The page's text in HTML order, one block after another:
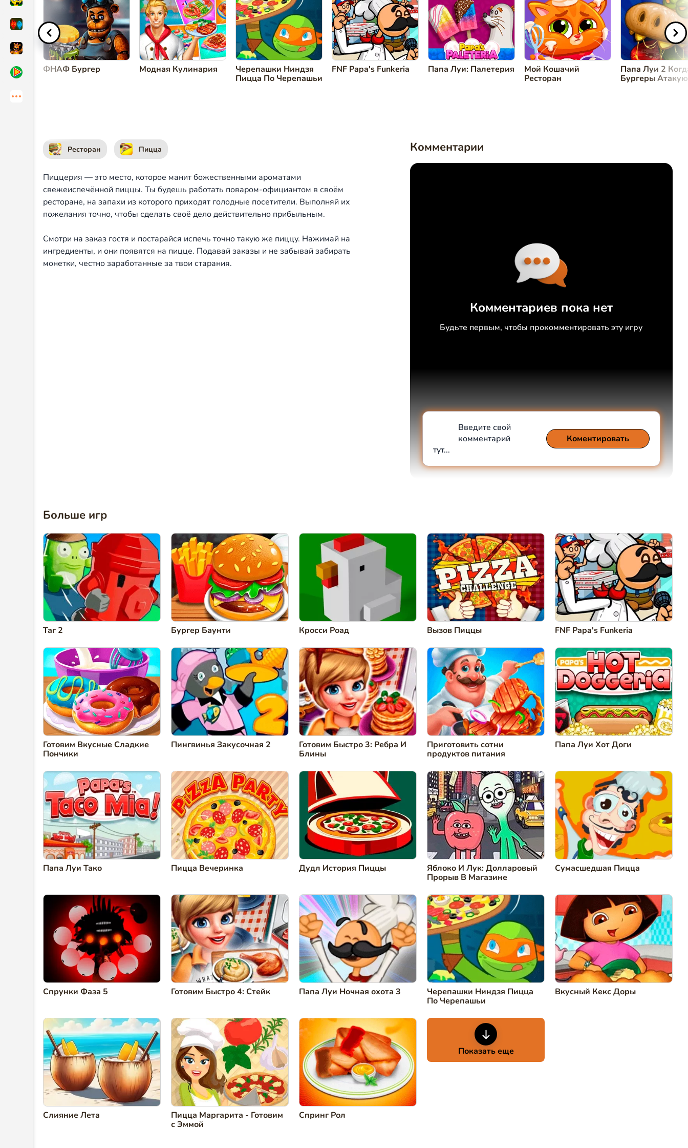
Готовить пиццу или
ФНАФ Бургер Модная Кулинария
Черепашки Ниндзя
Пицца По Черепашьи
FNF Papa's Funkeria Папа Луи: Палетерия
Мой Кошачий
Ресторан
Папа Луи 2
Бургеры
Ресторан Пицца
Пиццерия — это место, которое манит божественными ароматами
свежеиспечённой пиццы. Ты будешь работать поваром-официантом в своём
ресторане, на запахи из которого приходят голодные посетители. Выполняй их
пожелания точно, чтобы сделать своё дело действительно прибыльным.
Смотри на заказ гостя и постарайся испечь точно такую же пиццу. Нажимай на
ингредиенты, и они появятся на пицце. Подавай заказы и не забывай забирать
монетки, честно заработанные за твои старания.
Комментарии
Комментариев пока нет
Будьте первым, чтобы прокомментировать эту игру
Введите свой
комментарий
тут...
Коментировать
Отмена Коментировать
Больше игр
Таг 2 Бургер Баунти Кросси Роад Вызов Пиццы FNF Papa's Funkeria
Готовим Вкусные Сладкие
Пончики
Пингвинья Закусочная 2
Готовим Быстро 3: Ребра И
Блины
Приготовить сотни
продуктов питания
Папа Луи Хот Доги
Папа Луи Тако Пицца Вечеринка Дудл История Пиццы
Яблоко И Лук: Долларовый
Прорыв В Магазине
Сумасшедшая Пицца
Спрунки Фаза 5 Готовим Быстро 4: Стейк Папа Луи Ночная охота 3
Черепашки Ниндзя Пицца
По Черепашьи
Вкусный Кекс Доры
Слияние Лета
Пицца Маргарита - Готовим
с Эммой
Спринг Рол
Показать еще